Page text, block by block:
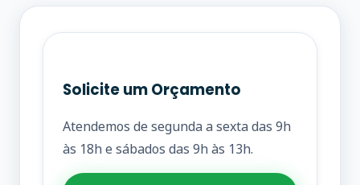
Solicite um Orçamento
Atendemos de segunda a sexta das 9h
às 18h e sábados das 9h às 13h.